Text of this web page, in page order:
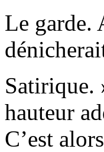
Le garde.
Satirique.
hauteur
C’est